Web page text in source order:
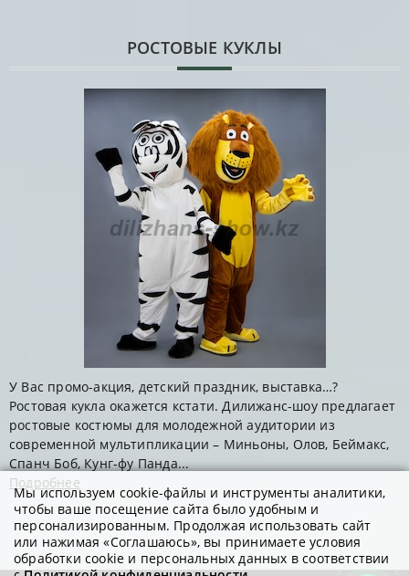
РОСТОВЫЕ КУКЛЫ
У Вас промо-акция, детский праздник, выставка…?
Ростовая кукла окажется кстати. Дилижанс-шоу предлагает
ростовые костюмы для молодежной аудитории из
современной мультипликации – Миньоны, Олов, Беймакс,
Спанч Боб, Кунг-фу Панда...
Подробнее
Мы используем cookie-файлы и инструменты аналитики,
чтобы ваше посещение сайта было удобным и
персонализированным. Продолжая использовать сайт
или нажимая «Соглашаюсь», вы принимаете условия
обработки cookie и персональных данных в соответствии